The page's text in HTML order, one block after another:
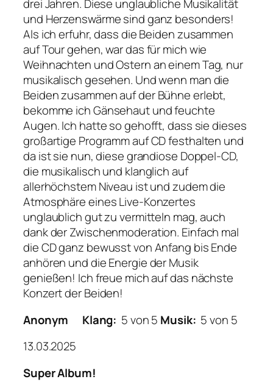
drei Jahren. Diese unglaubliche Musikalität
und Herzenswärme sind ganz besonders!
Als ich erfuhr, dass die Beiden zusammen
auf Tour gehen, war das für mich wie
Weihnachten und Ostern an einem Tag, nur
musikalisch gesehen. Und wenn man die
Beiden zusammen auf der Bühne erlebt,
bekomme ich Gänsehaut und feuchte
Augen. Ich hatte so gehofft, dass sie dieses
großartige Programm auf CD festhalten und
da ist sie nun, diese grandiose Doppel-CD,
die musikalisch und klanglich auf
allerhöchstem Niveau ist und zudem die
Atmosphäre eines Live-Konzertes
unglaublich gut zu vermitteln mag, auch
dank der Zwischenmoderation. Einfach mal
die CD ganz bewusst von Anfang bis Ende
anhören und die Energie der Musik
genießen! Ich freue mich auf das nächste
Konzert der Beiden!
Anonym
Klang: 5 von 5 Musik: 5 von 5
13.03.2025
Super Album!